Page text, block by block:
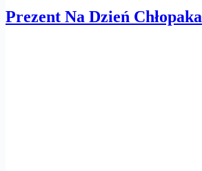
Prezent Na Dzień Chłopaka